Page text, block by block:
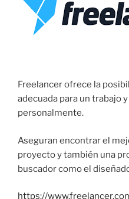
Freelancer ofrece la
adecuada para un trabajo
personalmente.
Aseguran encontrar el
proyecto y también una
buscador como el
https://